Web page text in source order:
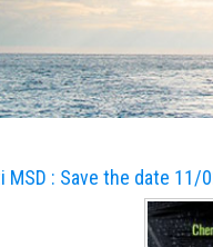
: Save the date 11/